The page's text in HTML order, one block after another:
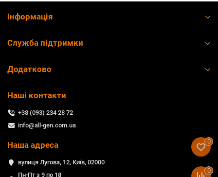
Інформація
Служба підтримки
Додатково
Наші контакти
+38 (093) 234 28 72
info@all-gen.com.ua
Наша адреса
вулиця Лугова, 12, Київ, 02000
Пн-Пт з 9 по 18
0
0